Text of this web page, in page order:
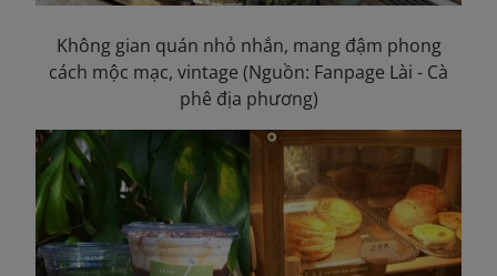
Không gian quán nhỏ nhắn, mang đậm phong
cách mộc mạc, vintage (Nguồn: Fanpage Lài - Cà
phê địa phương)